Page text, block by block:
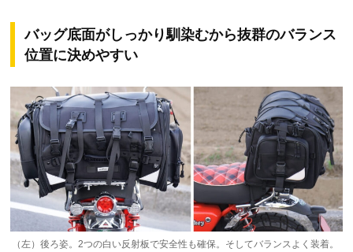
バッグ底面がしっかり馴染むから抜群のバランス
位置に決めやすい
（左）後ろ姿。2つの白い反射板で安全性も確保。そしてバランスよく装着。